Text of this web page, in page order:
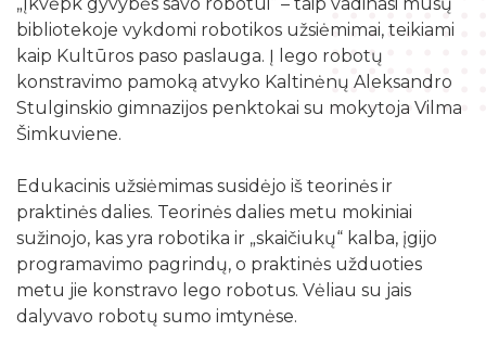
Galvosūkių kambarys
Robotikos užsiėmimai
Ekskursijos
Kūrybinė, inžinerinė ir programavimo įranga
Žaisloteka
Mokamos paslaugos
Žymių datų kalendorius
Bibliografijos rodyklės
Bibliotekos išleisti leidiniai
Upynos etnokultūros paveldas
Maršrutai po Šilalės kraštą
Suskaitmenintas kultūros paveldas
Darbo užmokestis
Viešieji pirkimai
Biudžeto suvestinė
Tarnybiniai lengvieji automobiliai
Lėšos veiklai viešinti
Laisvos darbo vietos
Skyriai
Filialai
Struktūra
Vaikų klubas „Nykštukas“
bibliotekoje vykdomi robotikos užsiėmimai, teikiami
kaip Kultūros paso paslauga. Į lego robotų
konstravimo pamoką atvyko Kaltinėnų Aleksandro
Stulginskio gimnazijos penktokai su mokytoja Vilma
Šimkuviene.
Edukacinis užsiėmimas susidėjo iš teorinės ir
praktinės dalies. Teorinės dalies metu mokiniai
sužinojo, kas yra robotika ir „skaičiukų“ kalba, įgijo
programavimo pagrindų, o praktinės užduoties
metu jie konstravo lego robotus. Vėliau su jais
dalyvavo robotų sumo imtynėse.